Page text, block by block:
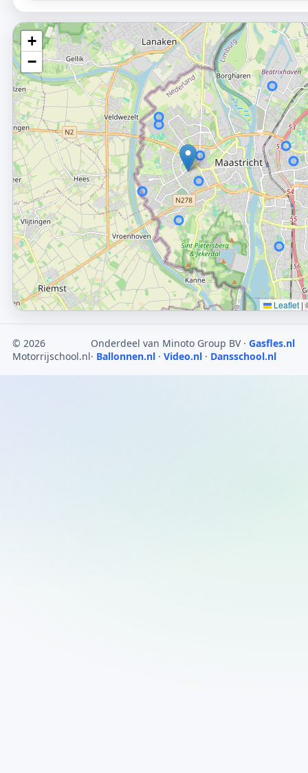
+
−
Leaflet |
© 2026
Motorrijschool.nl
Onderdeel van Minoto Group BV · Gasfles.nl
· Ballonnen.nl · Video.nl · Dansschool.nl